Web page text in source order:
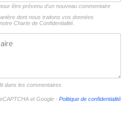
être prévenu d'un nouveau commentaire
dont nous traitons vos données
Charte de Confidentialité.
dans les commentaires
et Google - Politique de confidentialité